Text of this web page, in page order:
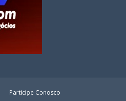
Participe Conosco